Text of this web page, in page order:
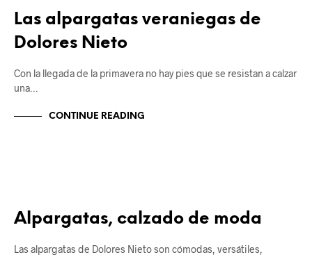
Las alpargatas veraniegas de
Dolores Nieto
Con la llegada de la primavera no hay pies que se resistan a calzar
una…
CONTINUE READING
Alpargatas, calzado de moda
Las alpargatas de Dolores Nieto son cómodas, versátiles,